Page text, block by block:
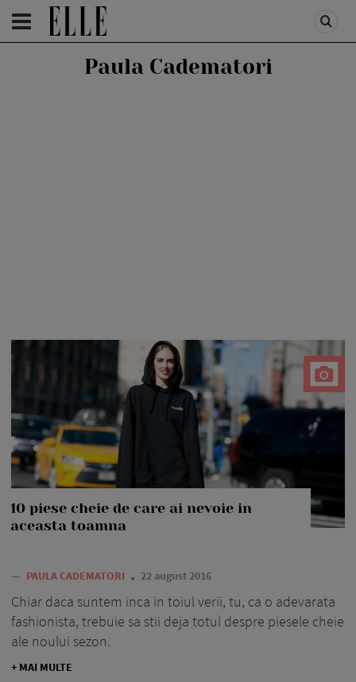
HOMEPAGE /FASHION
Paula Cadematori
10 piese cheie de care ai nevoie in
aceasta toamna
— PAULA CADEMATORI 22 august 2016
Chiar daca suntem inca in toiul verii, tu, ca o adevarata
fashionista, trebuie sa stii deja totul despre piesele cheie
ale noului sezon.
+ MAI MULTE